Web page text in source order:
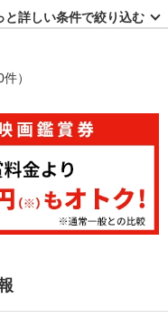
と詳しい条件で絞り込む
）